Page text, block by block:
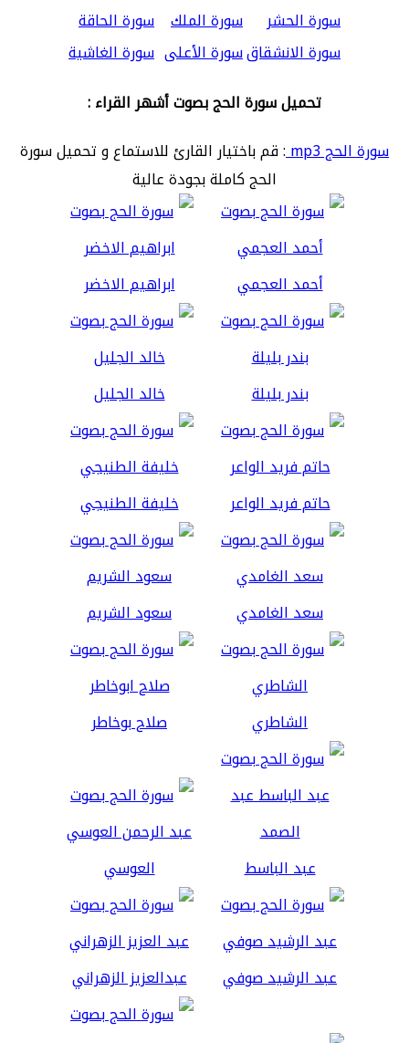
سورة الحشر
سورة الملك سورة الحاقة
سورة الانشقاقسورة الأعلى سورة الغاشية
تحميل سورة الحج بصوت أشهر القراء :
سورة الحج mp3
: قم باختيار القارئ للاستماع و تحميل سورة
الحج كاملة بجودة عالية
أحمد العجمي ابراهيم الاخضر
بندر بليلة خالد الجليل
حاتم فريد الواعر خليفة الطنيجي
سعد الغامدي سعود الشريم
الشاطري صلاح بوخاطر
عبد الباسط العوسي
عبد الرشيد صوفي عبدالعزيز الزهراني